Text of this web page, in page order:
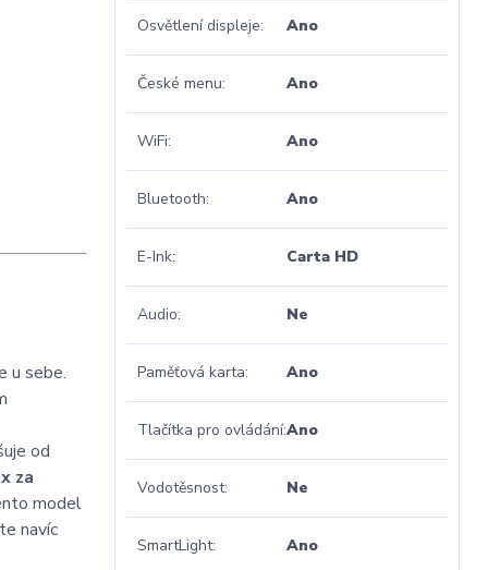
u sebe.
od
za
model
navíc
Osvětlení displeje Ano
České menu Ano
WiFi Ano
Bluetooth Ano
E-Ink Carta HD
Audio Ne
Paměťová karta Ano
Tlačítka pro ovládáníAno
Vodotěsnost Ne
SmartLight Ano